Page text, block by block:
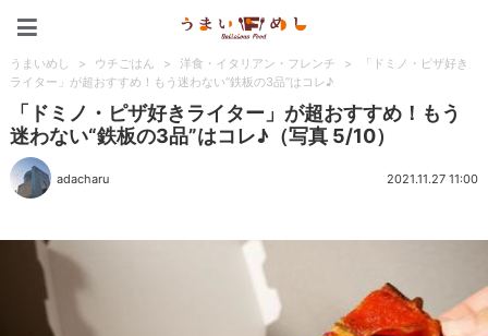
うまいめし > ウチごはん > 洋食・イタリアン・フレンチ >
「ドミノ・ピザ好き
ライター」が超おすすめ！もう迷わない“鉄板の3品”はコレ♪
「ドミノ・ピザ好きライター」が超おすすめ！もう
迷わない“鉄板の3品”はコレ♪（写真 5/10）
adacharu 2021.11.27 11:00